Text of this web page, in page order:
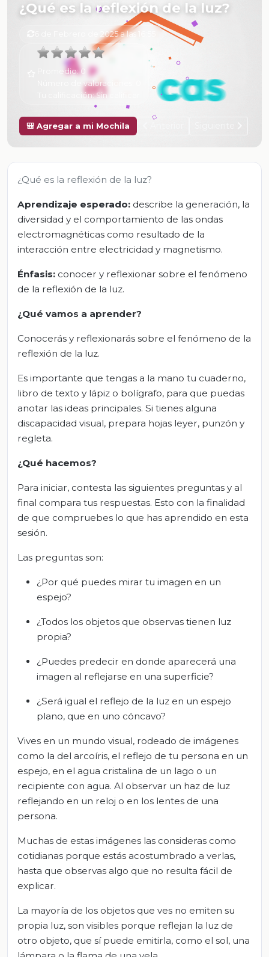
¿Qué es la reflexión de la luz?
6 de Febrero de 2025 a las 16:55
Promedio:0
Número de valoraciones:
Tu calificación:Sin calificar
🎒 Agregar a mi Mochila
¿Qué es la reflexión de la luz?
Aprendizaje esperado: describe la generación, la
diversidad y el comportamiento de las ondas
electromagnéticas como resultado de la
interacción entre electricidad y magnetismo.
Énfasis: conocer y reflexionar sobre el fenómeno
de la reflexión de la luz.
¿Qué vamos a aprender?
Conocerás y reflexionarás sobre el fenómeno de la
reflexión de la luz.
Es importante que tengas a la mano tu cuaderno,
libro de texto y lápiz o bolígrafo, para que puedas
anotar las ideas principales. Si tienes alguna
discapacidad visual, prepara hojas leyer, punzón y
regleta.
¿Qué hacemos?
Para iniciar, contesta las siguientes preguntas y al
final compara tus respuestas. Esto con la finalidad
de que compruebes lo que has aprendido en esta
sesión.
Las preguntas son:
¿Por qué puedes mirar tu imagen en un
espejo?
¿Todos los objetos que observas tienen luz
propia?
¿Puedes predecir en donde aparecerá una
imagen al reflejarse en una superficie?
¿Será igual el reflejo de la luz en un espejo
plano, que en uno cóncavo?
Vives en un mundo visual, rodeado de imágenes
como la del arcoíris, el reflejo de tu persona en un
espejo, en el agua cristalina de un lago o un
recipiente con agua. Al observar un haz de luz
reflejando en un reloj o en los lentes de una
persona.
Muchas de estas imágenes las consideras como
cotidianas porque estás acostumbrado a verlas,
hasta que observas algo que no resulta fácil de
explicar.
La mayoría de los objetos que ves no emiten su
propia luz, son visibles porque reflejan la luz de
otro objeto, que sí puede emitirla, como el sol, una